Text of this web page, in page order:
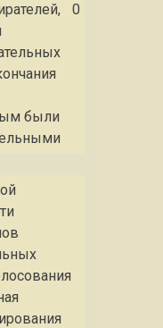
были
0